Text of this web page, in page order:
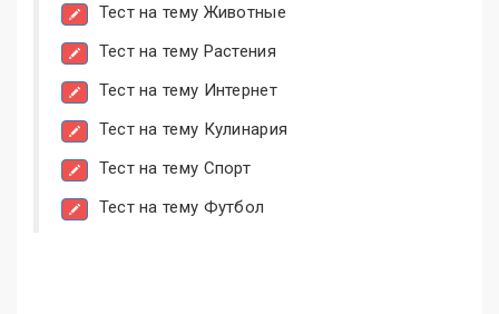
Тест на тему Животные
Тест на тему Растения
Тест на тему Интернет
Тест на тему Кулинария
Тест на тему Спорт
Тест на тему Футбол